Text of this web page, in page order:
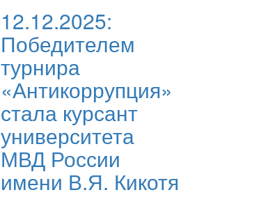
12.12.2025:
Победителем
турнира
«Антикоррупция»
стала курсант
университета
МВД России
имени В.Я. Кикотя